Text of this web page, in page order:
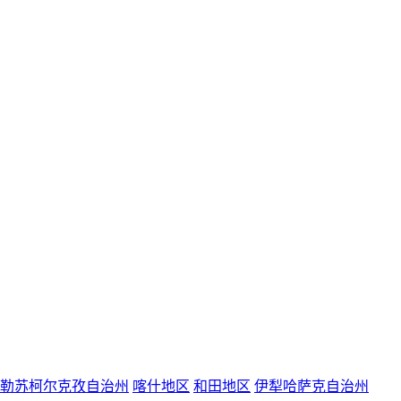
苏柯尔克孜自治州 喀什地区 和田地区 伊犁哈萨克自治州